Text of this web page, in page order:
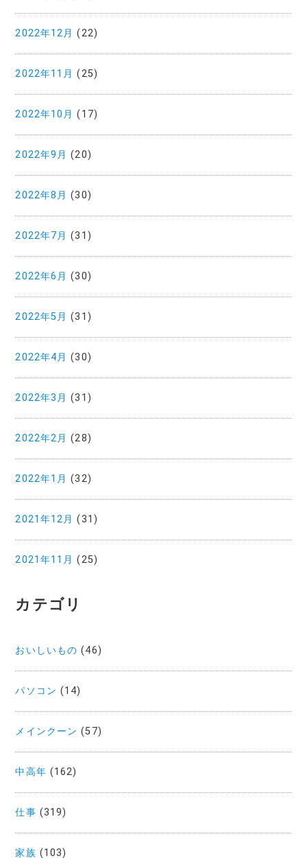
2022年12月 (22)
2022年11月 (25)
2022年10月 (17)
2022年9月 (20)
2022年8月 (30)
2022年7月 (31)
2022年6月 (30)
2022年5月 (31)
2022年4月 (30)
2022年3月 (31)
2022年2月 (28)
2022年1月 (32)
2021年12月 (31)
2021年11月 (25)
カテゴリ
おいしいもの (46)
パソコン (14)
メインクーン (57)
中高年 (162)
仕事 (319)
家族 (103)